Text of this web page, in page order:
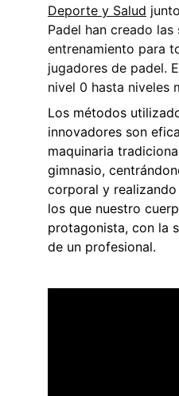
Deporte y Salud
Padel han creado las
entrenamiento para
jugadores de padel.
nivel 0 hasta niveles
Los métodos
innovadores son
maquinaria
gimnasio,
corporal y
los que nuestro
protagonista, con la
de un profesional.